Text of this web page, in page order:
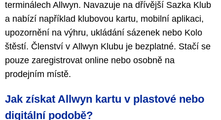
terminálech Allwyn. Navazuje na dřívější Sazka Klub
a nabízí například klubovou kartu, mobilní aplikaci,
upozornění na výhru, ukládání sázenek nebo Kolo
štěstí. Členství v Allwyn Klubu je bezplatné. Stačí se
pouze zaregistrovat online nebo osobně na
prodejním místě.
Jak získat Allwyn kartu v plastové nebo
digitální podobě?